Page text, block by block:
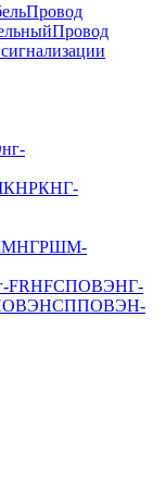
Провод
Провод
КНРКНГ-
НГРШМ-
СПОВЭНГ-
СППОВЭН-